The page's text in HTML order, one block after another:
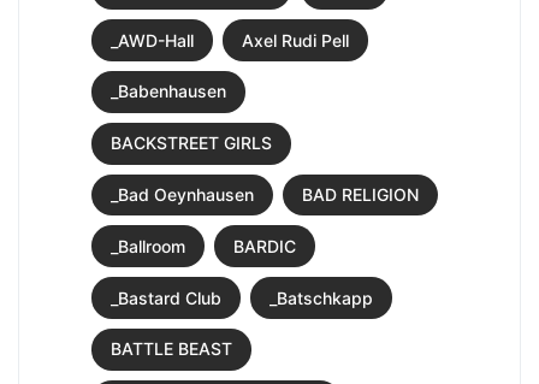
_AWD-Hall Axel Rudi Pell
_Babenhausen
BACKSTREET GIRLS
_Bad Oeynhausen BAD RELIGION
_Ballroom BARDIC
_Bastard Club _Batschkapp
BATTLE BEAST